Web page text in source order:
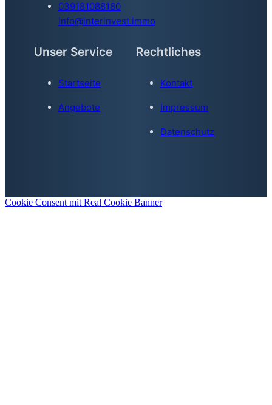
039181088180
info@interinvest.immo
Unser Service
Startseite
Angebote
Rechtliches
Kontakt
Impressum
Datenschutz
Cookie Consent mit Real Cookie Banner